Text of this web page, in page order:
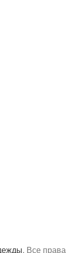
. Все права